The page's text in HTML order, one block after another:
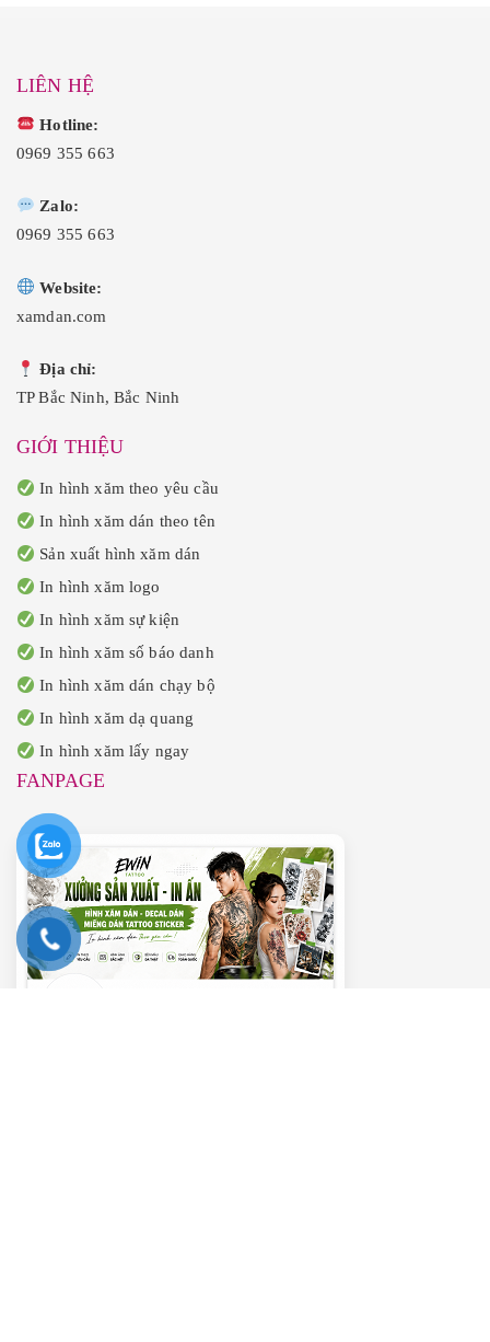
LIÊN HỆ
Hotline:
0969 355 663
Zalo:
0969 355 663
Website:
xamdan.com
Địa chỉ:
TP Bắc Ninh, Bắc Ninh
GIỚI THIỆU
In hình xăm theo yêu cầu
In hình xăm dán theo tên
Sản xuất hình xăm dán
In hình xăm logo
In hình xăm sự kiện
In hình xăm số báo danh
In hình xăm dán chạy bộ
In hình xăm dạ quang
In hình xăm lấy ngay
FANPAGE